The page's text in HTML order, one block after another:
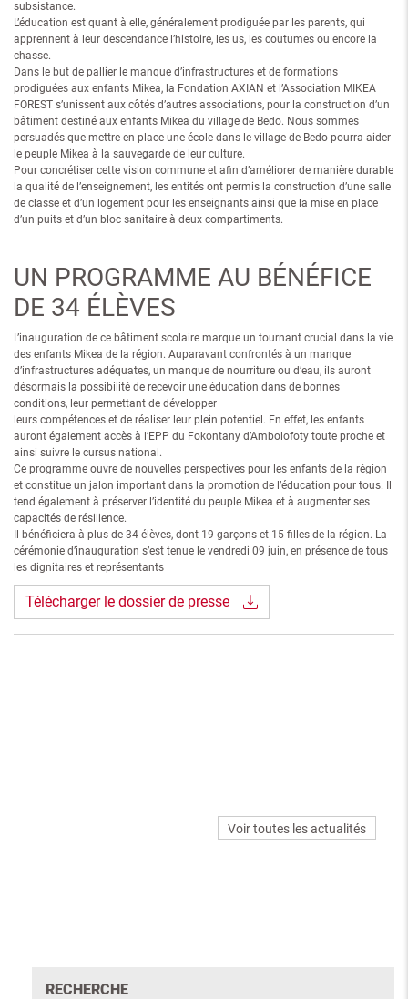
subsistance.
L’éducation est quant à elle, généralement prodiguée par les parents, qui
apprennent à leur descendance l’histoire, les us, les coutumes ou encore la
chasse.
Dans le but de pallier le manque d’infrastructures et de formations
prodiguées aux enfants Mikea, la Fondation AXIAN et l’Association MIKEA
FOREST s’unissent aux côtés d’autres associations, pour la construction d’un
bâtiment destiné aux enfants Mikea du village de Bedo. Nous sommes
persuadés que mettre en place une école dans le village de Bedo pourra aider
le peuple Mikea à la sauvegarde de leur culture.
Pour concrétiser cette vision commune et afin d’améliorer de manière durable
la qualité de l’enseignement, les entités ont permis la construction d’une salle
de classe et d’un logement pour les enseignants ainsi que la mise en place
d’un puits et d’un bloc sanitaire à deux compartiments.
UN PROGRAMME AU BÉNÉFICE
DE 34 ÉLÈVES
L’inauguration de ce bâtiment scolaire marque un tournant crucial dans la vie
des enfants Mikea de la région. Auparavant confrontés à un manque
d’infrastructures adéquates, un manque de nourriture ou d’eau, ils auront
désormais la possibilité de recevoir une éducation dans de bonnes
conditions, leur permettant de développer
leurs compétences et de réaliser leur plein potentiel. En effet, les enfants
auront également accès à l’EPP du Fokontany d’Ambolofoty toute proche et
ainsi suivre le cursus national.
Ce programme ouvre de nouvelles perspectives pour les enfants de la région
et constitue un jalon important dans la promotion de l’éducation pour tous. Il
tend également à préserver l’identité du peuple Mikea et à augmenter ses
capacités de résilience.
Il bénéficiera à plus de 34 élèves, dont 19 garçons et 15 filles de la région. La
cérémonie d’inauguration s’est tenue le vendredi 09 juin, en présence de tous
les dignitaires et représentants
Télécharger le dossier de presse
Voir toutes les actualités
RECHERCHE